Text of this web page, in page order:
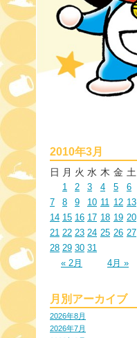
2010年3月
日 月 火 水 木 金 土
1 2 3 4 5
6
7
8 9 10 11 12 13
14 15 16 17 18 19 20
21 22 23 24 25 26 27
28 29 30 31
« 2月
4月 »
月別アーカイブ
2026年8月
2026年7月